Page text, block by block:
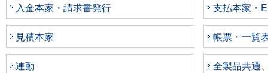
入金本家・請求書発行 支払本家・
見積本家 帳票・一覧
連動 全製品共通